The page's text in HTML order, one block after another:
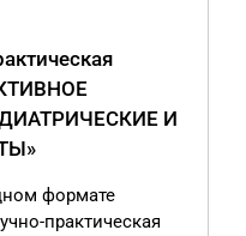
И
формате
практическая